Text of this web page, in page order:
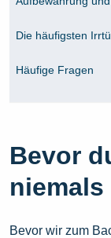
Die häufigsten
Häufige Fragen
Bevor
Bevor wir zum